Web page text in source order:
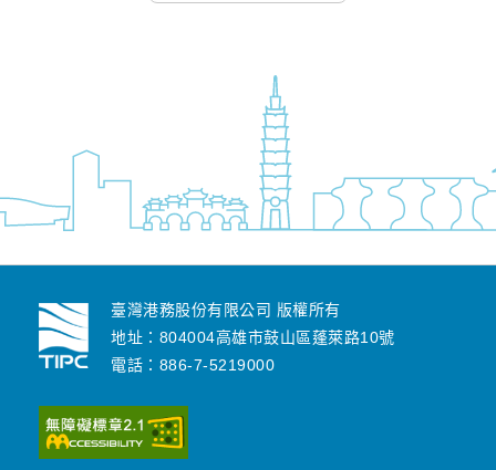
臺灣港務股份有限公司 版權所有
地址：804004高雄市鼓山區蓬萊路10號
電話：886-7-5219000